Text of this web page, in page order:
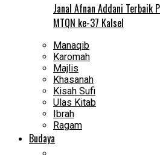
Janal Afnan Addani Terbaik
MTQN ke-37 Kalsel
Manaqib
Karomah
Majlis
Khasanah
Kisah Sufi
Ulas Kitab
Ibrah
Ragam
Budaya